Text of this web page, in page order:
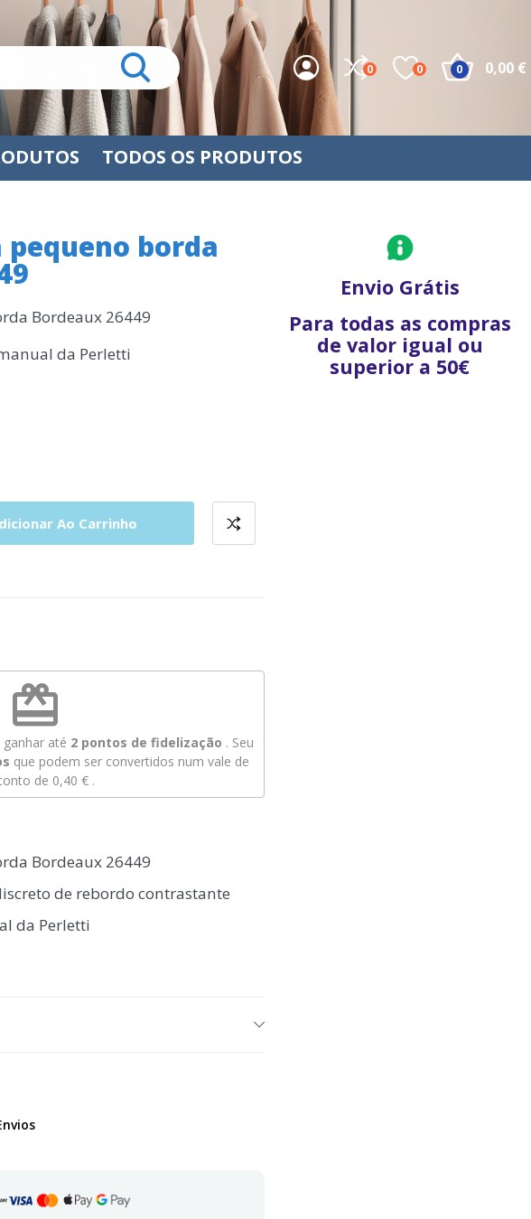
0 0 0,00 €
0
TODOS OS PRODUTOS
borda
Bordeaux 26449
da Perletti
Ao Carrinho
redeem
até 2pontos de fidelização . Seu
que podem ser convertidos num vale de
de 0,40 € .
Bordeaux 26449
de rebordo contrastante
da Perletti
Envio Grátis
Para todas as compras
de valor igual ou
superior a 50€